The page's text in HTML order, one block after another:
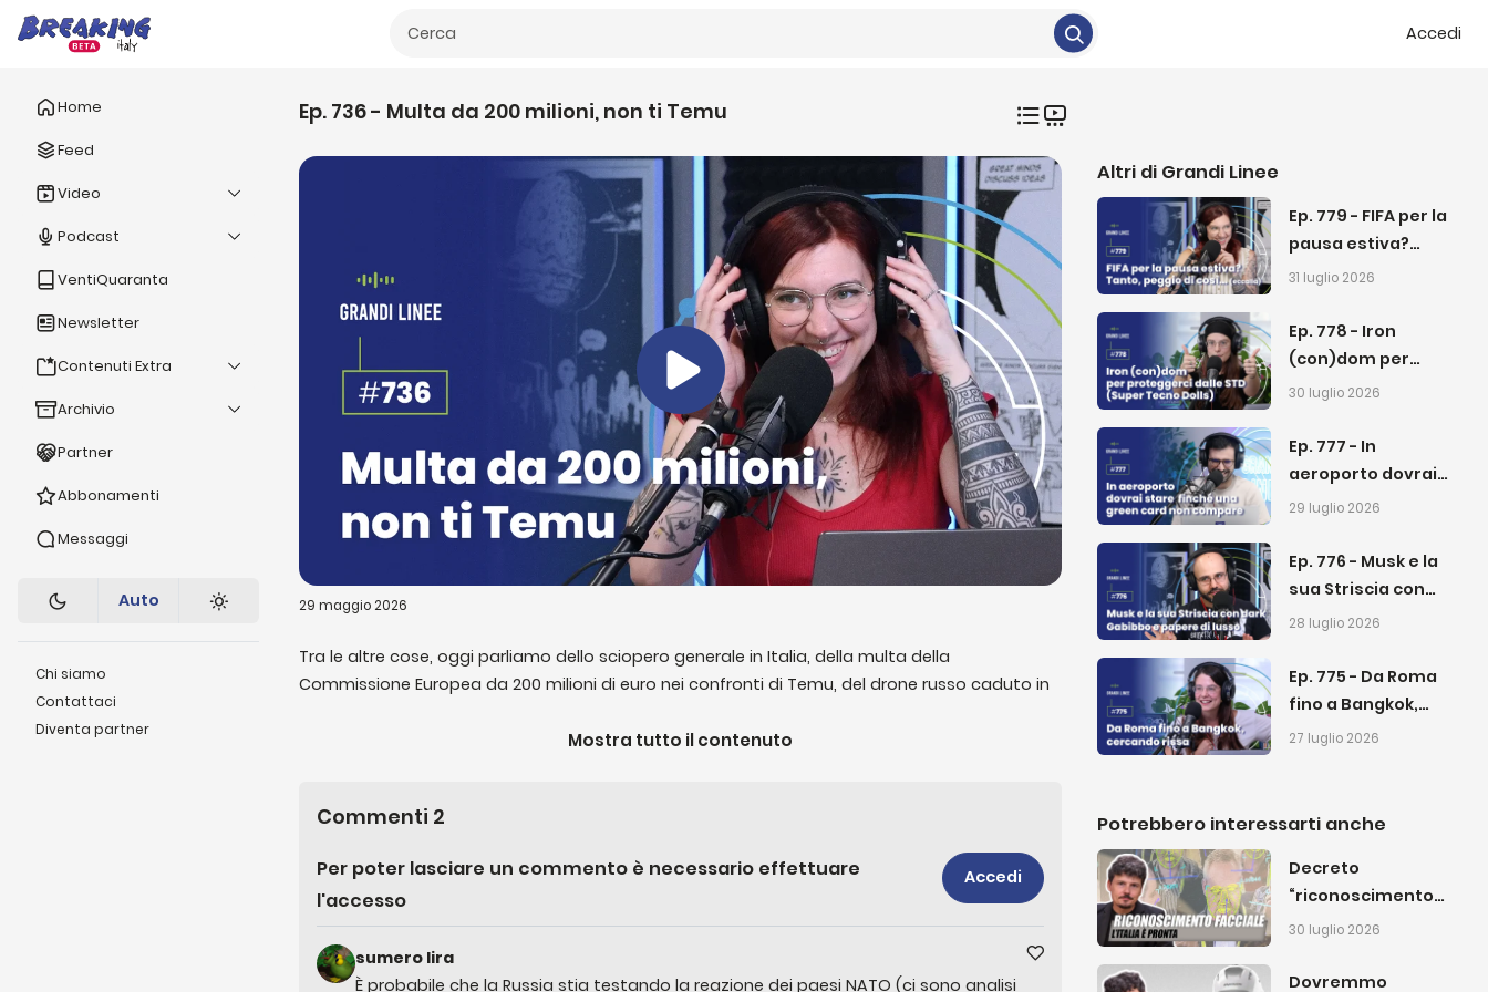
Accedi
Home
Feed
Video
Podcast
VentiQuaranta
Newsletter
Contenuti Extra
Archivio
Partner
Abbonamenti
Messaggi
Auto
Chi siamo
Contattaci
Diventa partner
Ep. 736 - Multa da 200 milioni, non ti Temu
29 maggio 2026
Tra le altre cose, oggi parliamo dello sciopero generale in Italia, della multa della
Commissione Europea da 200 milioni di euro nei confronti di Temu, del drone russo caduto in
responsabili di violenze sessuali nei conflitti e di una campagna social per uno sconosciuto
Mostra tutto il contenuto
Commenti 2
Per poter lasciare un commento è necessario effettuare
l'accesso
Accedi
sumero lira
È probabile che la Russia stia testando la reazione dei paesi NATO (ci sono analisi
Altri di Grandi Linee
Ep. 779 - FIFA per la
pausa estiva?
Tanto, peggio di
31 luglio 2026
Ep. 778 - Iron
(con)dom per
proteggerci dalle
Dolls)
30 luglio 2026
Ep. 777 - In
aeroporto dovrai
stare finché una
compare
29 luglio 2026
Ep. 776 - Musk e la
sua Striscia con
dark Gabibbo e
28 luglio 2026
Ep. 775 - Da Roma
fino a Bangkok,
cercando rissa
27 luglio 2026
Potrebbero interessarti anche
Decreto
“riconoscimento
facciale”: in arrivo
massa in Italia
30 luglio 2026
Dovremmo